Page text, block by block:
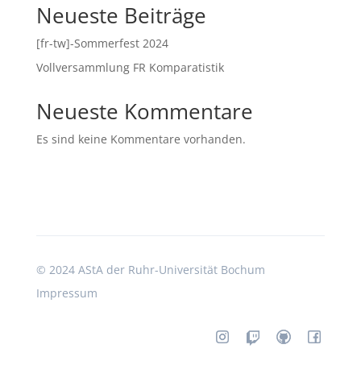
Neueste Beiträge
[fr-tw]-Sommerfest 2024
Vollversammlung FR Komparatistik
Neueste Kommentare
Es sind keine Kommentare vorhanden.
© 2024 AStA der Ruhr-Universität Bochum
Impressum